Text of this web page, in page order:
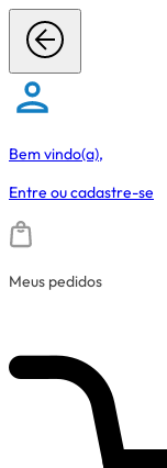
Bem vindo(a),
Entre oucadastre-se
Meus pedidos